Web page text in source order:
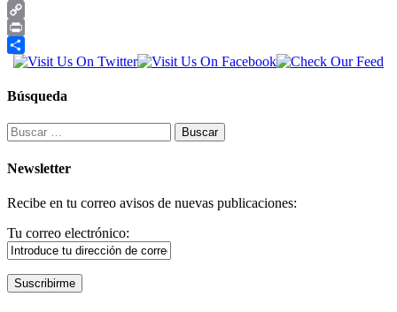
Email
Copy
Link
Print
Compartir
Búsqueda
Buscar:
Newsletter
Recibe en tu correo avisos de nuevas publicaciones:
Tu correo electrónico: